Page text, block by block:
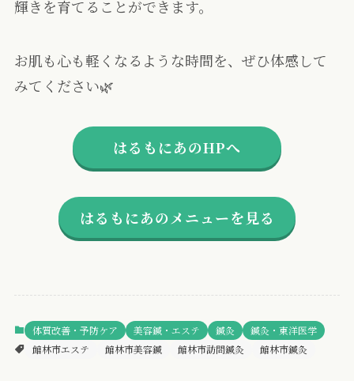
輝きを育てることができます。
お肌も心も軽くなるような時間を、ぜひ体感して
みてください🌿
はるもにあのHPへ
はるもにあのメニューを見る
体質改善・予防ケア 美容鍼・エステ 鍼灸
鍼灸・東洋医学
館林市エステ
館林市美容鍼 館林市訪問鍼灸 館林市鍼灸